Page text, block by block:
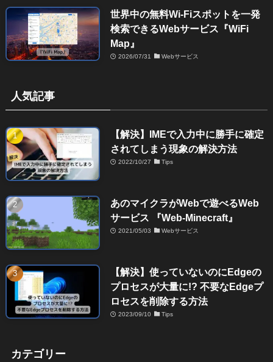
世界中の無料Wi-Fiスポットを一発
検索できるWebサービス『WiFi
Map』
2026/07/31 Webサービス
人気記事
【解決】IMEで入力中に勝手に確定
されてしまう現象の解決方法
2022/10/27 Tips
あのマイクラがWebで遊べるWeb
サービス 『Web-Minecraft』
2021/05/03 Webサービス
【解決】使っていないのにEdgeの
プロセスが大量に!? 不要なEdgeプ
ロセスを削除する方法
2023/09/10 Tips
カテゴリー